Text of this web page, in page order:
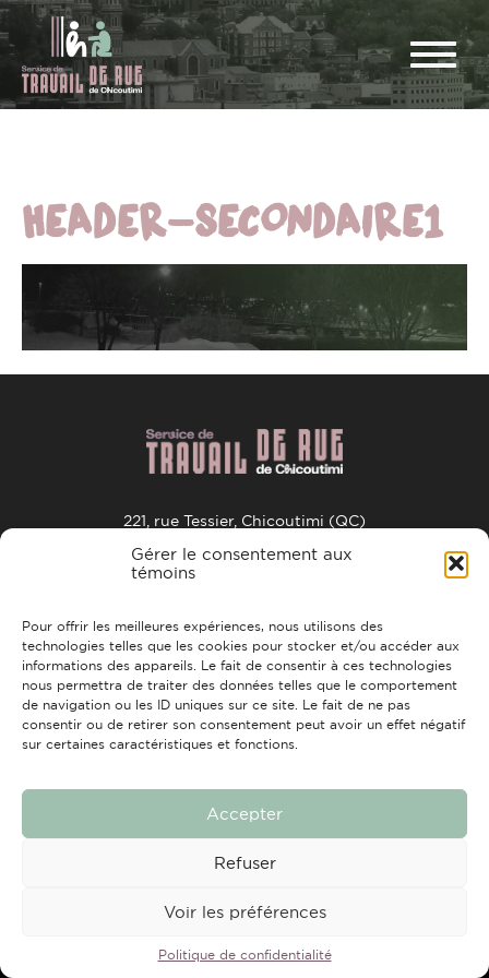
Gérer le consentement aux
témoins
Pour offrir les meilleures expériences, nous utilisons des
technologies telles que les cookies pour stocker et/ou accéder aux
informations des appareils. Le fait de consentir à ces technologies
nous permettra de traiter des données telles que le comportement
de navigation ou les ID uniques sur ce site. Le fait de ne pas
consentir ou de retirer son consentement peut avoir un effet négatif
sur certaines caractéristiques et fonctions.
Accepter
Refuser
Voir les préférences
Politique de confidentialité
HEADER-SECONDAIRE1
221, rue Tessier, Chicoutimi (QC)
info@strchic.com
ACCUEIL À PROPOS CONTACTS FAIRE UN DON
Conception et réalisation :Nubee